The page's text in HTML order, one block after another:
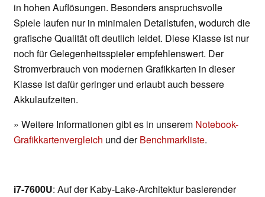
in hohen Auflösungen. Besonders anspruchsvolle
Spiele laufen nur in minimalen Detailstufen, wodurch die
grafische Qualität oft deutlich leidet. Diese Klasse ist nur
noch für Gelegenheitsspieler empfehlenswert. Der
Stromverbrauch von modernen Grafikkarten in dieser
Klasse ist dafür geringer und erlaubt auch bessere
Akkulaufzeiten.
» Weitere Informationen gibt es in unserem Notebook-
Grafikkartenvergleich und derBenchmarkliste.
i7-7600U: Auf der Kaby-Lake-Architektur basierender